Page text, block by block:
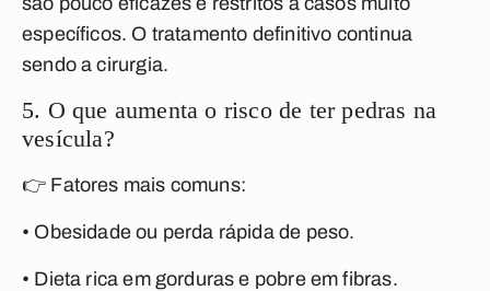
específicos. O tratamento definitivo continua
sendo a cirurgia.
5. O que aumenta o risco de ter pedras na
vesícula?
👉 Fatores mais comuns:
• Obesidade ou perda rápida de peso.
• Dieta rica em gorduras e pobre em fibras.